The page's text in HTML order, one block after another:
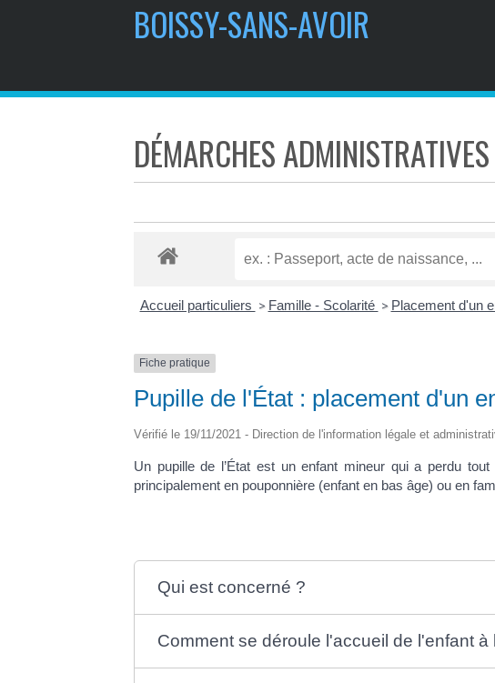
BOISSY-SANS-AVOIR
DÉMARCHES ADMINISTRATIVES
Accueil particuliers > Famille - Scolarité > Placement d'un
Fiche pratique
Pupille de l'État : placement d'un
Vérifié le 19/11/2021 - Direction de l'information légale et
Un pupille de l’État est un enfant mineur qui a perdu
principalement en pouponnière (enfant en bas âge) ou en
Qui est concerné ?
Comment se déroule l'accueil de l'enfant à